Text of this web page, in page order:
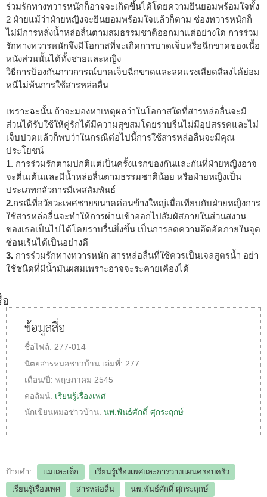
ร่วมรักทางทวารหนักก็อาจจะเกิดขึ้นได้โดยความยินยอมพร้อมใจทั้ง
2 ฝ่ายแม้ว่าฝ่ายหญิงจะยินยอมพร้อมใจแล้วก็ตาม ช่องทวารหนักก็
ไม่มีการหลั่งน้ำหล่อลื่นตามสมธรรมชาติออกมาแต่อย่างใด การร่วม
รักทางทวารหนักจึงมีโอกาสที่จะเกิดการบาดเจ็บหรือฉีกขาดของเนื้อ
หนังส่วนนั้นได้ทั้งชายและหญิง
วิธีการป้องกันภาวการณ์บาดเจ็บฉีกขาดและลดแรงเสียดสีลงได้ย่อม
หนีไม่พ้นการใช้สารหล่อลื่น
เพราะฉะนั้น ถ้าจะมองหาเหตุผลว่าในโอกาสใดที่สารหล่อลื่นจะมี
ส่วนได้รับใช้ให้คู่รักได้มีความสุขสมโดยราบรื่นไม่มีอุปสรรคและไม่
เจ็บปวดแล้วก็พบว่าในกรณีต่อไปนี้การใช้สารหล่อลื่นจะมีคุณ
ประโยชน์
1. การร่วมรักตามปกติแต่เป็นครั้งแรกของกันและกันที่ฝ่ายหญิงอาจ
จะตื่นเต้นและมีน้ำหล่อลื่นตามธรรมชาติน้อย หรือฝ่ายหญิงเป็น
ประเภทกลัวการมีเพสสัมพันธ์
2.กรณีที่อวัยวะเพศชายขนาดค่อนข้างใหญ่เมื่อเทียบกับฝ่ายหญิงการ
ใช้สารหล่อลื่นจะทำให้การผ่านเข้าออกไปสัมผัสภายในส่วนสงวน
ของเธอเป็นไปได้โดยราบรื่นยิ่งขึ้น เป็นการลดความอึดอัดภายในจุด
ซ่อนเร้นได้เป็นอย่างดี
3. การร่วมรักทางทวารหนัก สารหล่อลื่นที่ใช้ควรเป็นเจลสูตรน้ำ อย่า
ใช้ชนิดที่มีน้ำมันผสมเพราะอาจจะระคายเคืองได้
อ
ข้อมูลสื่อ
ชื่อไฟล์: 277-014
นิตยสารหมอชาวบ้าน เล่มที่: 277
เดือน/ปี: พฤษภาคม 2545
คอลัมน์: เรียนรู้เรื่องเพศ
นักเขียนหมอชาวบ้าน: นพ.พันธ์ศักดิ์ ศุกระฤกษ์
ป้ายคำ: แม่และเด็ก
เรียนรู้เรื่องเพศและการวางแผนครอบครัว
เรียนรู้เรื่องเพศ
สารหล่อลื่น นพ.พันธ์ศักดิ์ ศุกระฤกษ์